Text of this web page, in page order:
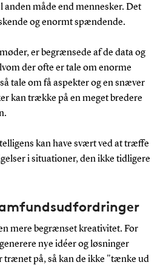
måde end mennesker. Det
og enormt spændende.
er begrænsede af de data og
der ofte er tale om enorme
tale om få aspekter og en snæver
kan trække på en meget bredere
kan have svært ved at træffe
i situationer, den ikke tidligere
mere begrænset kreativitet. For
nye idéer og løsninger
trænet på, så kan de ikke "tænke ud